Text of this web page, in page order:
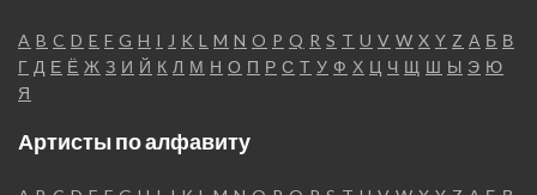
A B C D E F G H I J K L M N O P Q R S T U V W X Y Z А Б В
Г Д Е Ё Ж З И Й К Л М Н О П Р С Т У Ф Х Ц Ч Щ Ш Ы Э Ю
Я
Артисты по алфавиту